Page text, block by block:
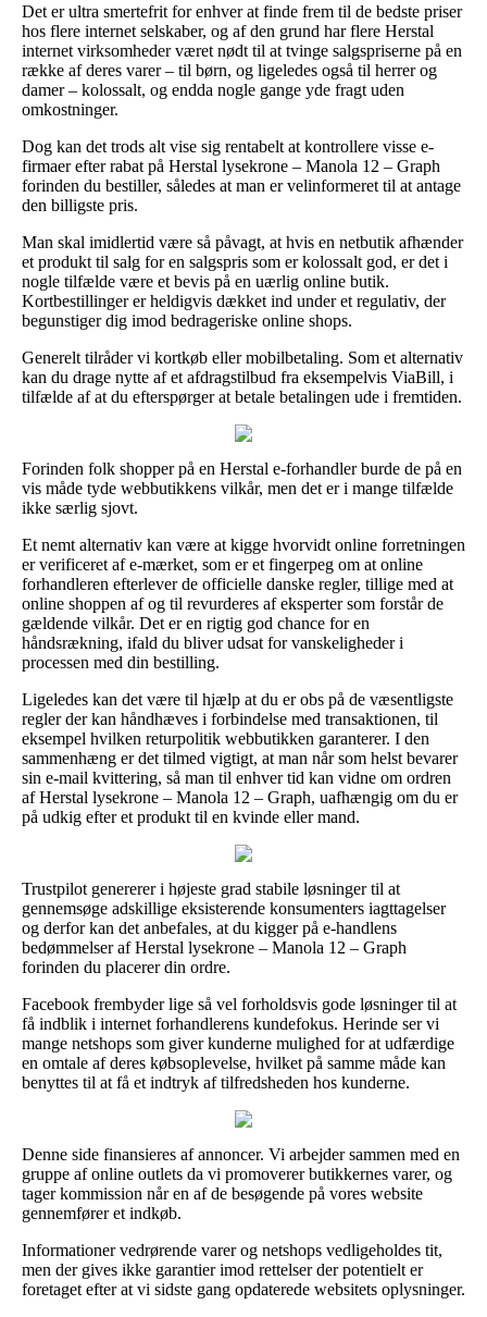
Det er ultra smertefrit for enhver at finde frem til de bedste priser
hos flere internet selskaber, og af den grund har flere Herstal
internet virksomheder været nødt til at tvinge salgspriserne på en
række af deres varer – til børn, og ligeledes også til herrer og
damer – kolossalt, og endda nogle gange yde fragt uden
omkostninger.
Dog kan det trods alt vise sig rentabelt at kontrollere visse e-
firmaer efter rabat på Herstal lysekrone – Manola 12 – Graph
forinden du bestiller, således at man er velinformeret til at antage
den billigste pris.
Man skal imidlertid være så påvagt, at hvis en netbutik afhænder
et produkt til salg for en salgspris som er kolossalt god, er det i
nogle tilfælde være et bevis på en uærlig online butik.
Kortbestillinger er heldigvis dækket ind under et regulativ, der
begunstiger dig imod bedrageriske online shops.
Generelt tilråder vi kortkøb eller mobilbetaling. Som et alternativ
kan du drage nytte af et afdragstilbud fra eksempelvis ViaBill, i
tilfælde af at du efterspørger at betale betalingen ude i fremtiden.
Forinden folk shopper på en Herstal e-forhandler burde de på en
vis måde tyde webbutikkens vilkår, men det er i mange tilfælde
ikke særlig sjovt.
Et nemt alternativ kan være at kigge hvorvidt online forretningen
er verificeret af e-mærket, som er et fingerpeg om at online
forhandleren efterlever de officielle danske regler, tillige med at
online shoppen af og til revurderes af eksperter som forstår de
gældende vilkår. Det er en rigtig god chance for en
håndsrækning, ifald du bliver udsat for vanskeligheder i
processen med din bestilling.
Ligeledes kan det være til hjælp at du er obs på de væsentligste
regler der kan håndhæves i forbindelse med transaktionen, til
eksempel hvilken returpolitik webbutikken garanterer. I den
sammenhæng er det tilmed vigtigt, at man når som helst bevarer
sin e-mail kvittering, så man til enhver tid kan vidne om ordren
af Herstal lysekrone – Manola 12 – Graph, uafhængig om du er
på udkig efter et produkt til en kvinde eller mand.
Trustpilot genererer i højeste grad stabile løsninger til at
gennemsøge adskillige eksisterende konsumenters iagttagelser
og derfor kan det anbefales, at du kigger på e-handlens
bedømmelser af Herstal lysekrone – Manola 12 – Graph
forinden du placerer din ordre.
Facebook frembyder lige så vel forholdsvis gode løsninger til at
få indblik i internet forhandlerens kundefokus. Herinde ser vi
mange netshops som giver kunderne mulighed for at udfærdige
en omtale af deres købsoplevelse, hvilket på samme måde kan
benyttes til at få et indtryk af tilfredsheden hos kunderne.
Denne side finansieres af annoncer. Vi arbejder sammen med en
gruppe af online outlets da vi promoverer butikkernes varer, og
tager kommission når en af de besøgende på vores website
gennemfører et indkøb.
Informationer vedrørende varer og netshops vedligeholdes tit,
men der gives ikke garantier imod rettelser der potentielt er
foretaget efter at vi sidste gang opdaterede websitets oplysninger.